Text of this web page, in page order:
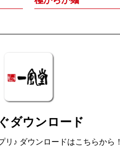
ダウンロード
リ♪ ダウンロードはこちらから！